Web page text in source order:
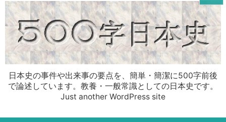
日本史の事件や出来事の要点を、簡単・簡潔に500字前後
で論述しています。教養・一般常識としての日本史です。
Just another WordPress site

Menu


Prev
Feedly